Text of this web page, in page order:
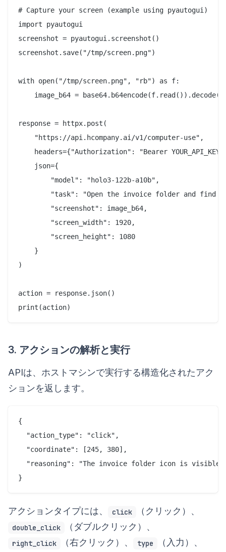
# Capture your screen (example using pyautogui)
import pyautogui
screenshot = pyautogui.screenshot()
screenshot.save("/tmp/screen.png")
with open("/tmp/screen.png", "rb") as f:
    image_b64 = base64.b64encode(f.read()).decode()
response = httpx.post(
    "https://api.hcompany.ai/v1/computer-use",
headers={"Authorization": "Bearer
    json={
        "model": "holo3-122b-a10b",
"task": "Open the invoice folder and find
        "screenshot": image_b64,
        "screen_width": 1920,
        "screen_height": 1080
    }
)
action = response.json()
3. アクションの解析と実行
APIは、ホストマシンで実行する構造化されたアク
ションを返します。
{
  "action_type": "click",
  "coordinate": [245, 380],
"reasoning": "The invoice folder icon is visible
アクションタイプには、 click （クリック）、
double_click （ダブルクリック）、
right_click （右クリック）、 type （入力）、